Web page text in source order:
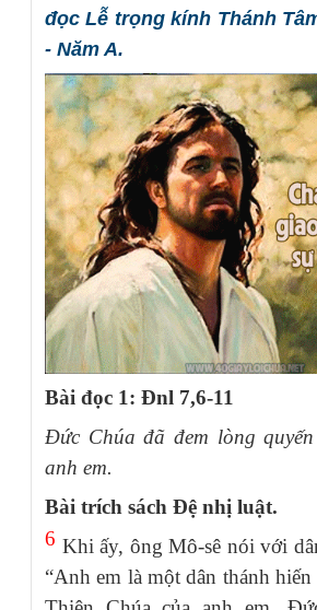
đọc Lễ trọng kính Thánh
- Năm A.
Bài đọc 1: Đnl 7,6-11
Đức Chúa đã đem lòng
anh em.
Bài trích sách Đệ nhị luật.
6 Khi ấy, ông Mô-sê nói với
“Anh em là một dân thánh